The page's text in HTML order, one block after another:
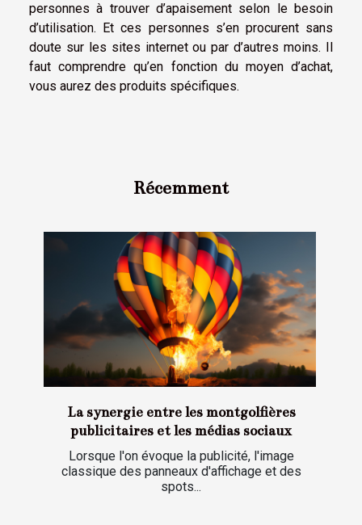
personnes à trouver d’apaisement selon le besoin
d’utilisation. Et ces personnes s’en procurent sans
doute sur les sites internet ou par d’autres moins. Il
faut comprendre qu’en fonction du moyen d’achat,
vous aurez des produits spécifiques.
Récemment
La synergie entre les montgolfières
publicitaires et les médias sociaux
Lorsque l'on évoque la publicité, l'image
classique des panneaux d'affichage et des
spots...